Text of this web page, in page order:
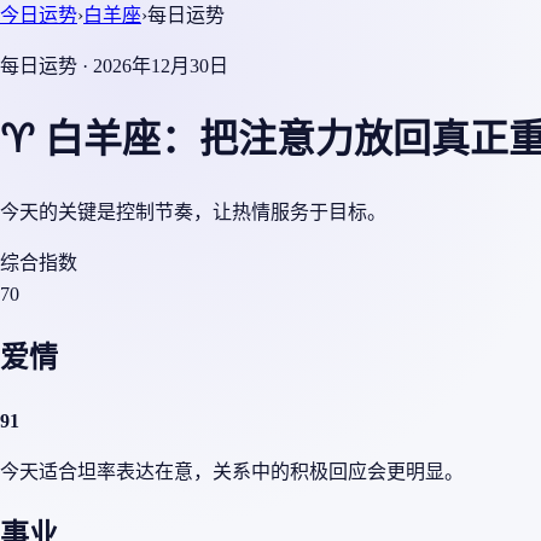
今日运势›白羊座›每日运势
每日运势 · 2026年12月30日
♈ 白羊座：把注意力放回真正
今天的关键是控制节奏，让热情服务于目标。
综合指数
70
爱情
91
今天适合坦率表达在意，关系中的积极回应会更明显。
事业